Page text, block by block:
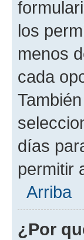
los
menos
cada
días
permitir
Arriba
¿Por